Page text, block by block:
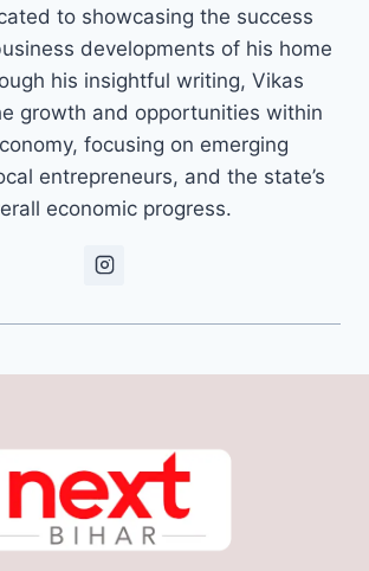
to showcasing the success
developments of his home
his insightful writing, Vikas
growth and opportunities within
focusing on emerging
entrepreneurs, and the state’s
economic progress.